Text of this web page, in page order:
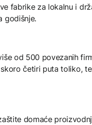
fabrike za lokalnu i
godišnje.
od 500 povezanih
četiri puta toliko,
domaće